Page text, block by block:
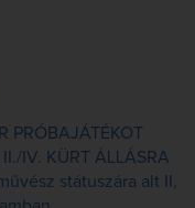
PRÓBAJÁTÉKOT
II./IV. KÜRT ÁLLÁSRA
státuszára alt II,